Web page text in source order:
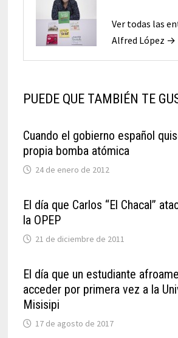
Ver todas las
Alfred López →
PUEDE QUE TAMBIÉN TE
Cuando el gobierno español
propia bomba atómica
24 de enero de 2012
El día que Carlos “El Chacal”
la OPEP
21 de diciembre de 2011
El día que un estudiante
acceder por primera vez a la
Misisipi
17 de agosto de 2017